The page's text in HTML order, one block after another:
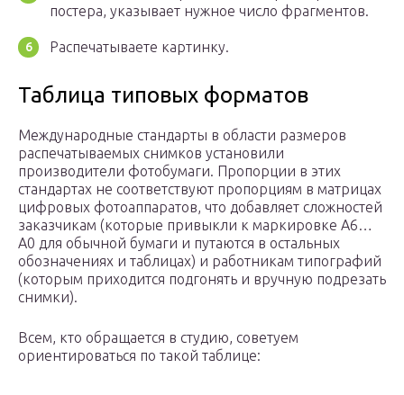
постера, указывает нужное число фрагментов.
Распечатываете картинку.
Таблица типовых форматов
Международные стандарты в области размеров
распечатываемых снимков установили
производители фотобумаги. Пропорции в этих
стандартах не соответствуют пропорциям в матрицах
цифровых фотоаппаратов, что добавляет сложностей
заказчикам (которые привыкли к маркировке А6…
А0 для обычной бумаги и путаются в остальных
обозначениях и таблицах) и работникам типографий
(которым приходится подгонять и вручную подрезать
снимки).
Всем, кто обращается в студию, советуем
ориентироваться по такой таблице: